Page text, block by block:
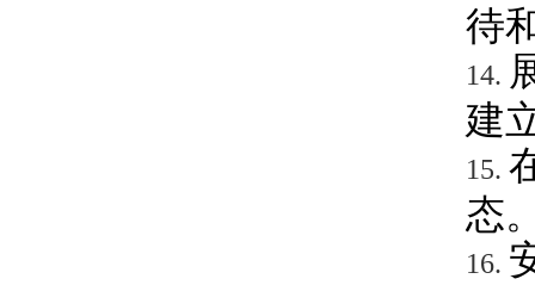
待
14.
建
15.
态
16.